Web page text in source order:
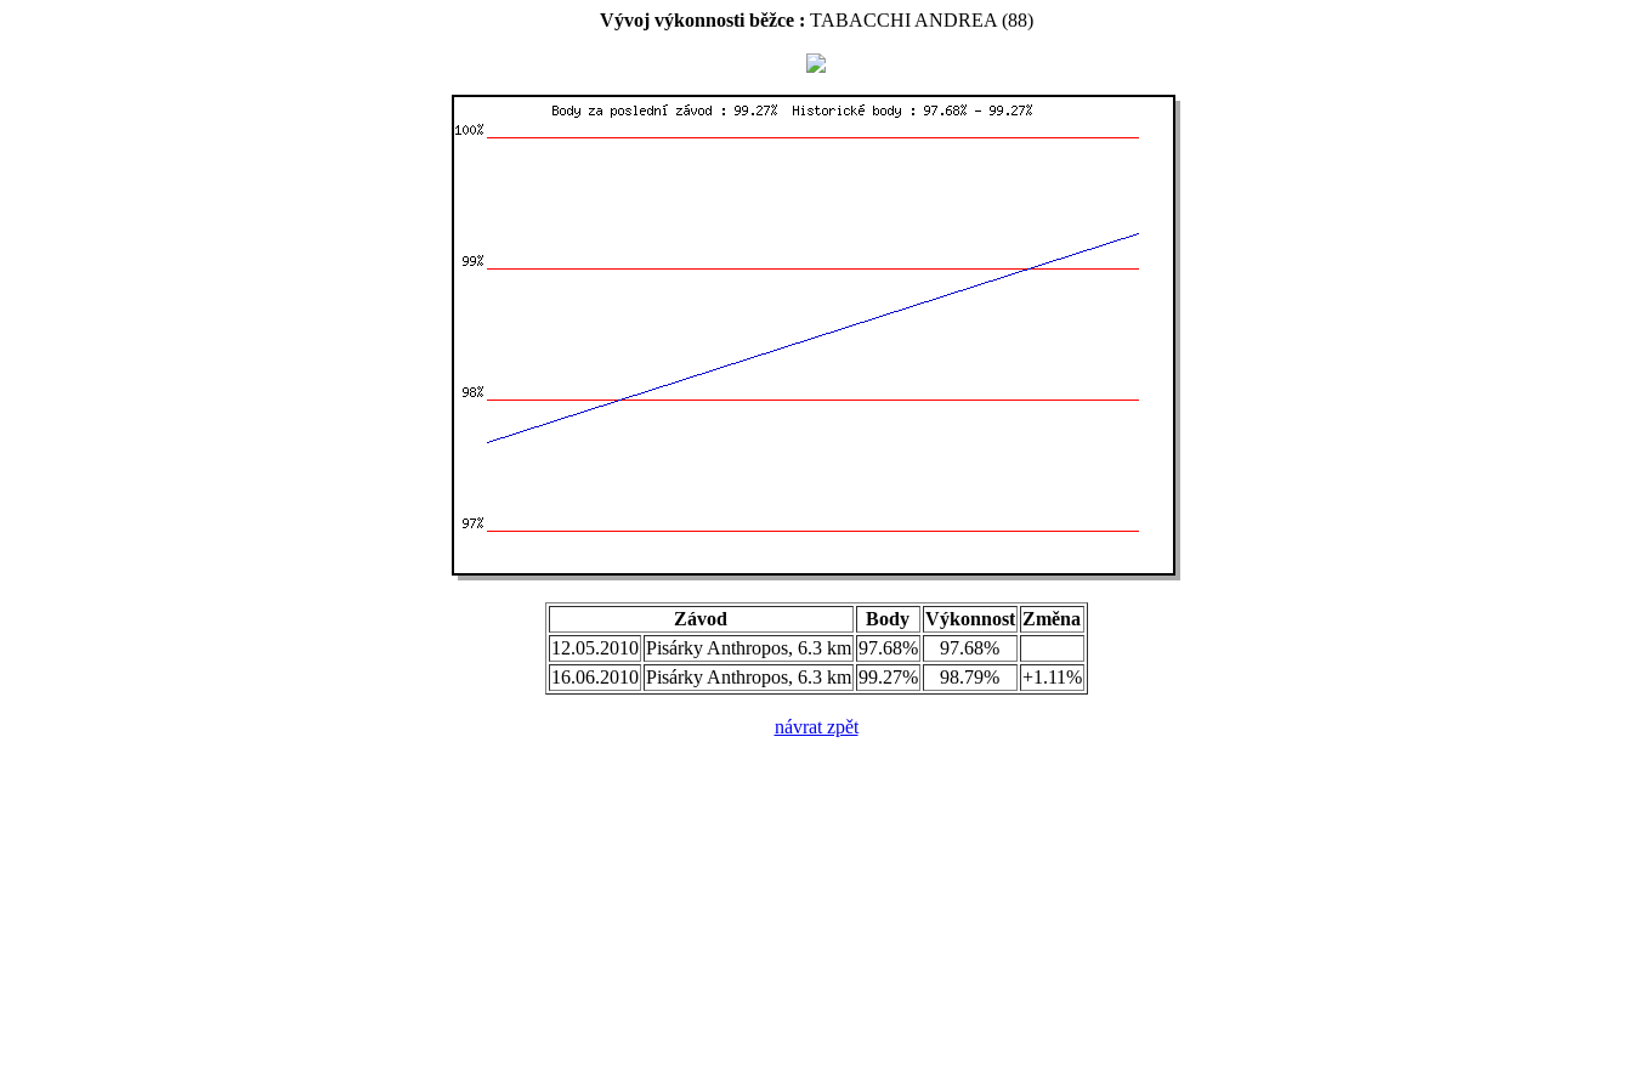
Vývoj výkonnosti běžce : TABACCHI ANDREA (88)
Závod Body Výkonnost Změna
12.05.2010 Pisárky Anthropos, 6.3 km 97.68%
97.68%
16.06.2010 Pisárky Anthropos, 6.3 km 99.27% 98.79% +1.11%
návrat zpět